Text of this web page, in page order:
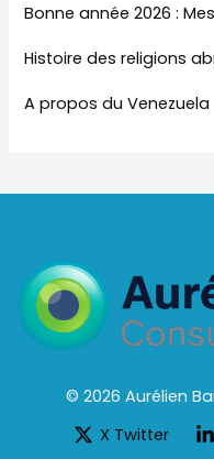
Bonne année 2026 :
Histoire des religions
A propos du Venezuela
© 2026 Aurélien
X Twitter